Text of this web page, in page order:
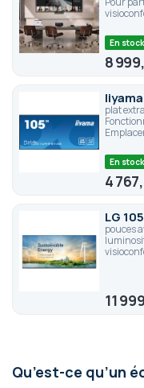
En stock
8
plat
En stock
4
LG
pouces
11
Qu’est-ce qu’un